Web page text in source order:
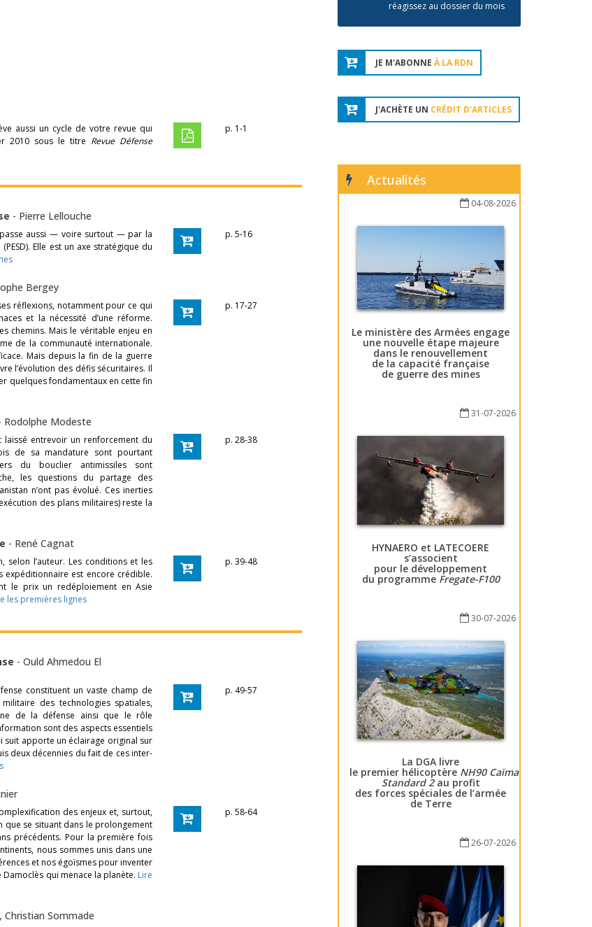
aussi un cycle de votre revue qui
2010 sous le titre Revue Défense
p. 1-1
- Pierre Lellouche
passe aussi — voire surtout — par la
Elle est un axe stratégique du
p. 5-16
Bergey
réflexions, notamment pour ce qui
et la nécessité d’une réforme.
chemins. Mais le véritable enjeu en
de la communauté internationale.
Mais depuis la fin de la guerre
l’évolution des défis sécuritaires. Il
quelques fondamentaux en cette fin
p. 17-27
Rodolphe Modeste
laissé entrevoir un renforcement du
de sa mandature sont pourtant
du bouclier antimissiles sont
les questions du partage des
n’ont pas évolué. Ces inerties
des plans militaires) reste la
p. 28-38
- René Cagnat
selon l’auteur. Les conditions et les
expéditionnaire est encore crédible.
le prix un redéploiement en Asie
les premières lignes
p. 39-48
- Ould Ahmedou El
constituent un vaste champ de
des technologies spatiales,
de la défense ainsi que le rôle
sont des aspects essentiels
suit apporte un éclairage original sur
deux décennies du fait de ces inter-
p. 49-57
des enjeux et, surtout,
que se situant dans le prolongement
précédents. Pour la première fois
nous sommes unis dans une
et nos égoïsmes pour inventer
qui menace la planète. Lire
p. 58-64
, Christian Sommade
réagissez au dossier du mois
JE M'ABONNE À LA RDN
J'ACHÈTE UN CRÉDIT D'ARTICLES
Actualités
04-08-2026
Le ministère des Armées engage
une nouvelle étape majeure
dans le renouvellement
de la capacité française
de guerre des mines
31-07-2026
HYNAERO et LATECOERE
s’associent
pour le développement
du programme Fregate-F100
30-07-2026
La DGA livre
le premier hélicoptère NH90 Caïman
Standard 2au profit
des forces spéciales de l’armée
de Terre
26-07-2026